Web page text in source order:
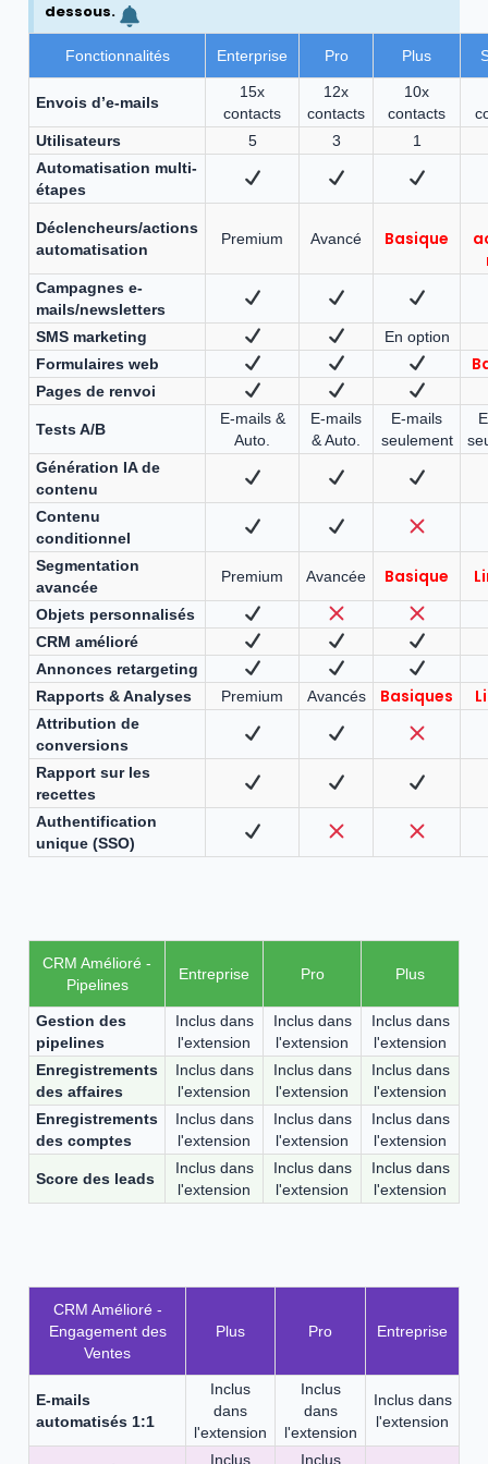
dessous.
Fonctionnalités Enterprise Pro Plus
Envois d’e-mails
15x
contacts
12x
contacts
10x
contacts
Utilisateurs
5 3
1
Automatisation multi-
étapes
Déclencheurs/actions
automatisation
Premium Avancé Basique
Campagnes e-
mails/newsletters
SMS marketing
En option
Formulaires web
Pages de renvoi
Tests A/B
E-mails &
Auto.
E-mails
& Auto.
E-mails
seulement
Génération IA de
contenu
Contenu
conditionnel
Segmentation
avancée
Premium Avancée Basique
Objets personnalisés
CRM amélioré
Annonces retargeting
Rapports & Analyses
Premium Avancés Basiques
Attribution de
conversions
Rapport sur les
recettes
Authentification
unique (SSO)
CRM Amélioré -
Pipelines
Entreprise Pro Plus
Gestion des
pipelines
Inclus dans
l'extension
Inclus dans
l'extension
Inclus dans
l'extension
Enregistrements
des affaires
Inclus dans
l'extension
Inclus dans
l'extension
Inclus dans
l'extension
Enregistrements
des comptes
Inclus dans
l'extension
Inclus dans
l'extension
Inclus dans
l'extension
Score des leads
Inclus dans
l'extension
Inclus dans
l'extension
Inclus dans
l'extension
CRM Amélioré -
Engagement des
Ventes
Plus Pro Entreprise
E-mails
automatisés 1:1
Inclus
dans
l'extension
Inclus
dans
l'extension
Inclus dans
l'extension
Inclus
Inclus